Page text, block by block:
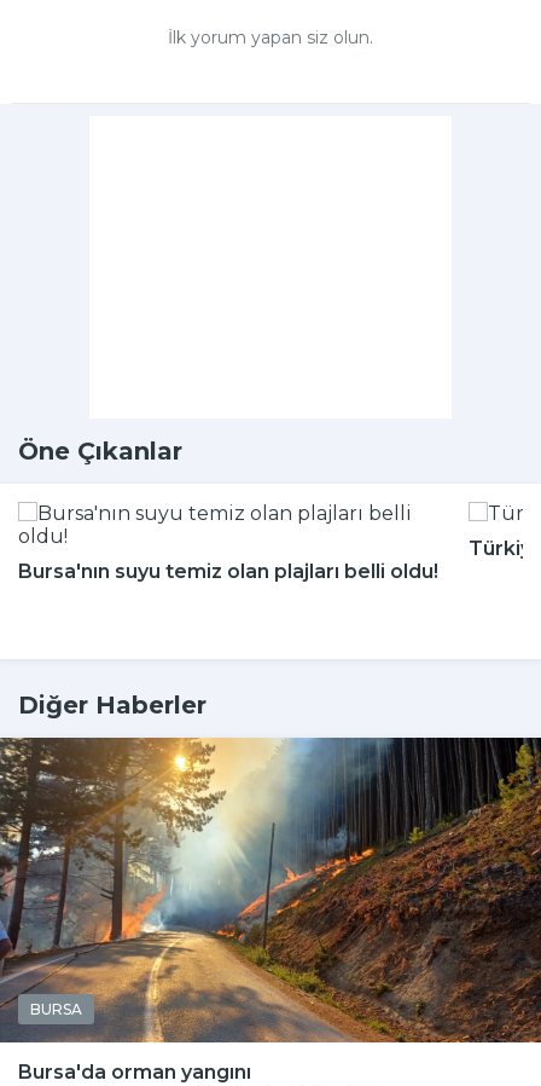
İlk yorum yapan siz olun.
Öne Çıkanlar
Bursa'nın suyu temiz olan plajları belli oldu!
Diğer Haberler
BURSA
Bursa'da orman yangını